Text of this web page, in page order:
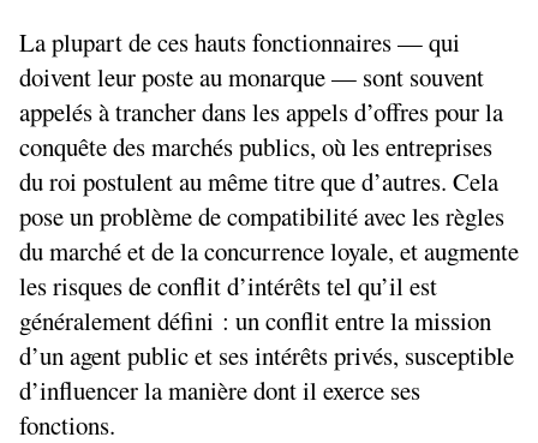
La plupart de ces hauts fonctionnaires — qui
doivent leur poste au monarque — sont souvent
appelés à trancher dans les appels d’offres pour la
conquête des marchés publics, où les entreprises
du roi postulent au même titre que d’autres. Cela
pose un problème de compatibilité avec les règles
du marché et de la concurrence loyale, et augmente
les risques de conflit d’intérêts tel qu’il est
généralement défini : un conflit entre la mission
d’un agent public et ses intérêts privés, susceptible
d’influencer la manière dont il exerce ses
fonctions.